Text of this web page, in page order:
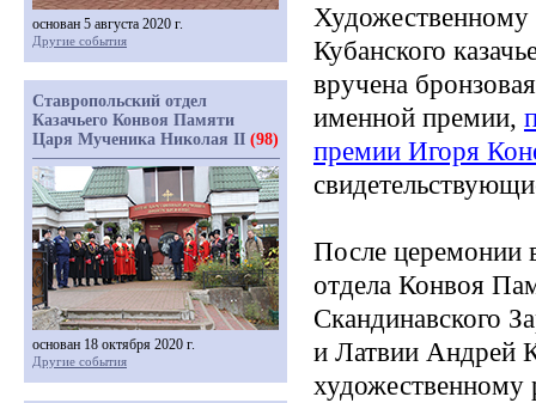
Художественному
Кубанского
вручена
именной премии,
премии Игоря
После церемонии
отдела Конвоя
Скандинавского
и Латвии Андрей
художественному
основан 5 августа 2020 г.
Другие события
Ставропольский отдел
Казачьего Конвоя Памяти
Царя Мученика Николая II (98)
основан 18 октября 2020 г.
Другие события